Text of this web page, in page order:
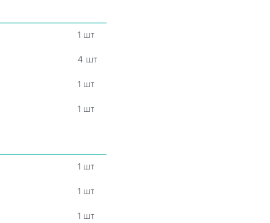
1 шт
4 шт
1 шт
1 шт
1 шт
1 шт
1 шт